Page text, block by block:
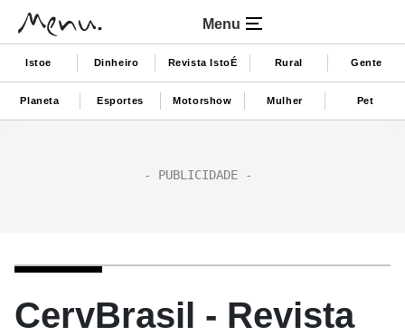
Menu
Istoe Dinheiro Revista IstoÉ Rural Gente
Planeta Esportes Motorshow Mulher Pet
CervBrasil - Revista